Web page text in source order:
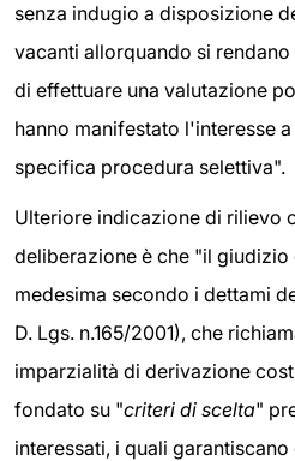
senza indugio a disposizione
vacanti allorquando si
di effettuare una valutazione
hanno manifestato l'interesse
specifica procedura selettiva".
Ulteriore indicazione di rilievo
deliberazione è che "il
medesima secondo i dettami
D. Lgs. n.165/2001), che
imparzialità di derivazione
fondato su "criteri di scelta"
interessati, i quali